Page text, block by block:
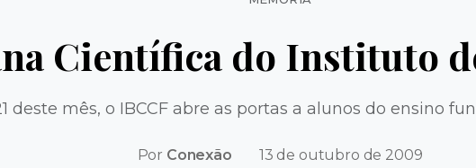
Científica do Instituto
deste mês, o IBCCF abre as portas a alunos do ensino
Por Conexão 13 de outubro de 2009